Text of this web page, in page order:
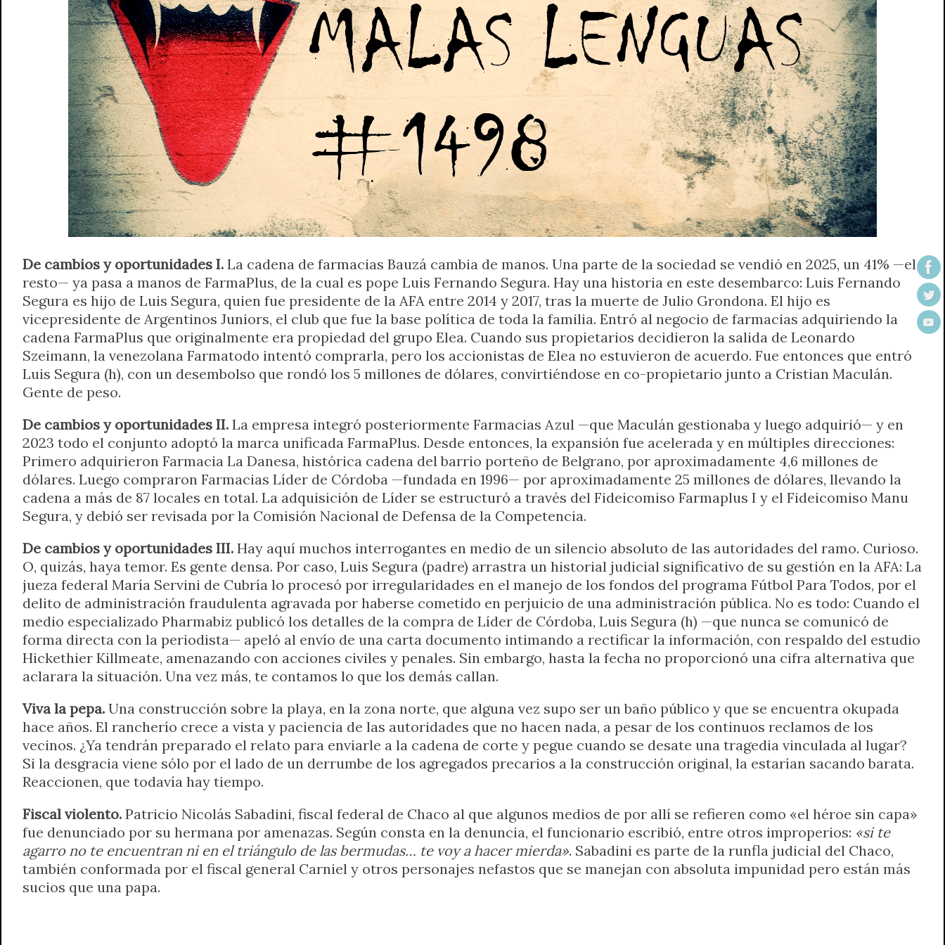
r
a
m
e
r
o
o
k
n
g
e
r
i
n
k
F
r
i
e
n
d
l
y
De cambios y oportunidades I. La cadena de farmacias Bauzá cambia de manos. Una parte de la sociedad se vendió en 2025, un 41% —el
resto— ya pasa a manos de FarmaPlus, de la cual es pope Luis Fernando Segura. Hay una historia en este desembarco: Luis Fernando
Segura es hijo de Luis Segura, quien fue presidente de la AFA entre 2014 y 2017, tras la muerte de Julio Grondona. El hijo es
vicepresidente de Argentinos Juniors, el club que fue la base política de toda la familia. Entró al negocio de farmacias adquiriendo la
cadena FarmaPlus que originalmente era propiedad del grupo Elea. Cuando sus propietarios decidieron la salida de Leonardo
Szeimann, la venezolana Farmatodo intentó comprarla, pero los accionistas de Elea no estuvieron de acuerdo. Fue entonces que entró
Luis Segura (h), con un desembolso que rondó los 5 millones de dólares, convirtiéndose en co-propietario junto a Cristian Maculán.
Gente de peso.
De cambios y oportunidades II. La empresa integró posteriormente Farmacias Azul —que Maculán gestionaba y luego adquirió— y en
2023 todo el conjunto adoptó la marca unificada FarmaPlus. Desde entonces, la expansión fue acelerada y en múltiples direcciones:
Primero adquirieron Farmacia La Danesa, histórica cadena del barrio porteño de Belgrano, por aproximadamente 4,6 millones de
dólares. Luego compraron Farmacias Líder de Córdoba —fundada en 1996— por aproximadamente 25 millones de dólares, llevando la
cadena a más de 87 locales en total. La adquisición de Líder se estructuró a través del Fideicomiso Farmaplus I y el Fideicomiso Manu
Segura, y debió ser revisada por la Comisión Nacional de Defensa de la Competencia.
De cambios y oportunidades III. Hay aquí muchos interrogantes en medio de un silencio absoluto de las autoridades del ramo. Curioso.
O, quizás, haya temor. Es gente densa. Por caso, Luis Segura (padre) arrastra un historial judicial significativo de su gestión en la AFA: La
jueza federal María Servini de Cubría lo procesó por irregularidades en el manejo de los fondos del programa Fútbol Para Todos, por el
delito de administración fraudulenta agravada por haberse cometido en perjuicio de una administración pública. No es todo: Cuando el
medio especializado Pharmabiz publicó los detalles de la compra de Líder de Córdoba, Luis Segura (h) —que nunca se comunicó de
forma directa con la periodista— apeló al envío de una carta documento intimando a rectificar la información, con respaldo del estudio
Hickethier Killmeate, amenazando con acciones civiles y penales. Sin embargo, hasta la fecha no proporcionó una cifra alternativa que
aclarara la situación. Una vez más, te contamos lo que los demás callan.
Viva la pepa. Una construcción sobre la playa, en la zona norte, que alguna vez supo ser un baño público y que se encuentra okupada
hace años. El rancherío crece a vista y paciencia de las autoridades que no hacen nada, a pesar de los continuos reclamos de los
vecinos. ¿Ya tendrán preparado el relato para enviarle a la cadena de corte y pegue cuando se desate una tragedia vinculada al lugar?
Si la desgracia viene sólo por el lado de un derrumbe de los agregados precarios a la construcción original, la estarían sacando barata.
Reaccionen, que todavía hay tiempo.
Fiscal violento. Patricio Nicolás Sabadini, fiscal federal de Chaco al que algunos medios de por allí se refieren como «el héroe sin capa»
fue denunciado por su hermana por amenazas. Según consta en la denuncia, el funcionario escribió, entre otros improperios: «si te
agarro no te encuentran ni en el triángulo de las bermudas… te voy a hacer mierda». Sabadini es parte de la runfla judicial del Chaco,
también conformada por el fiscal general Carniel y otros personajes nefastos que se manejan con absoluta impunidad pero están más
sucios que una papa.